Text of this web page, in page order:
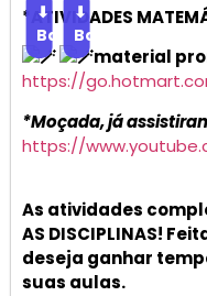
*ATIVIDADES
⬇
Baixar
⬇
Baixar
material
https://
*Moçada, já
https://
As atividades
AS DISCIPLINAS!
deseja ganhar
suas aulas.